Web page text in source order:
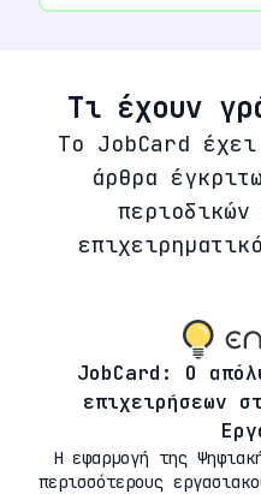
Τι έχουν
Το JobCard
άρθρα
JobCard: Ο
επιχειρήσεων
Η εφαρμογή της
περισσότερους